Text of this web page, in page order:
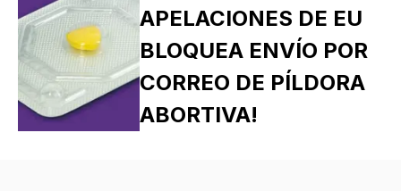
APELACIONES DE EU
BLOQUEA ENVÍO POR
CORREO DE PÍLDORA
ABORTIVA!